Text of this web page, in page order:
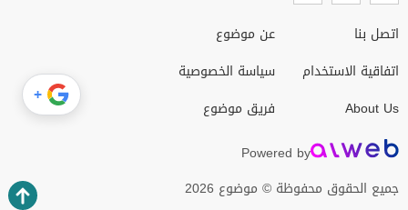
اتصل بنا
اتفاقية الاستخدام
About Us
عن موضوع
سياسة الخصوصية
فريق موضوع
Powered by
جميع الحقوق محفوظة © موضوع 2026
+